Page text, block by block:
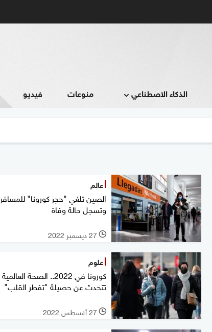
الذكاء الاصطناعي منوعات فيديو
عالم
الصين تلغي "حجر كورونا"
وتسجل حالة وفاة
l 27 ديسمبر 2022
علوم
كورونا في 2022.. الصحة العالمية
تتحدث عن حصيلة "تفطر القلب"
l 27 أغسطس 2022